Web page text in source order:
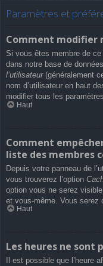
Paramètres et
Comment modifier
Si vous êtes membre de
dans notre base de
l’utilisateur(généralement
nom d’utilisateur en haut
modifier tous les
Haut
Comment
liste des membres
Depuis votre panneau de
vous trouverez l’option
option vous ne serez
et vous-même. Vous serez
Haut
Les heures ne sont
Il est possible que l’heure